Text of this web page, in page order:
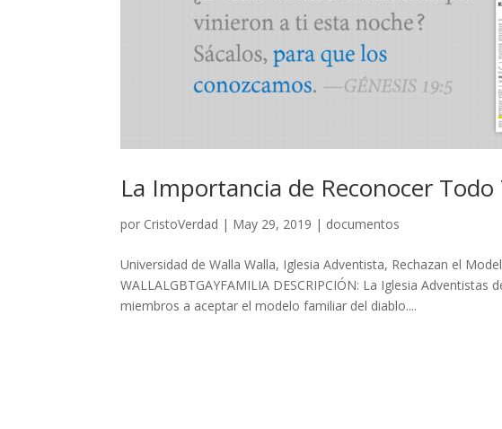
La Importancia de Reconocer Todo
por CristoVerdad | May 29, 2019 | documentos
Universidad de Walla Walla, Iglesia Adventista, Rechazan el
WALLALGBTGAYFAMILIA DESCRIPCIÓN: La Iglesia Adventistas
miembros a aceptar el modelo familiar del diablo....